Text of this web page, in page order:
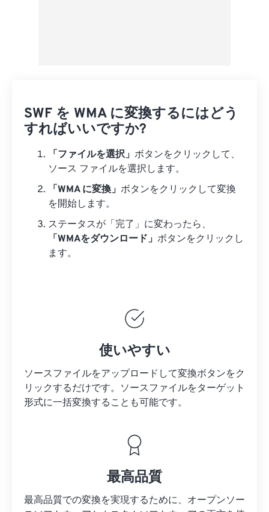
SWF を WMA に変換するにはどう
すればいいですか?
「ファイルを選択」 ボタンをクリックして、
ソース ファイルを選択します。
「WMA に変換」 ボタンをクリックして変換
を開始します。
ステータスが「完了」に変わったら、
「WMAをダウンロード」 ボタンをクリックし
ます。
使いやすい
ソースファイルをアップロードして変換ボタンをク
リックするだけです。 ソースファイルをターゲット
形式に一括変換することも可能です。
最高品質
最高品質での変換を実現するために、オープンソー